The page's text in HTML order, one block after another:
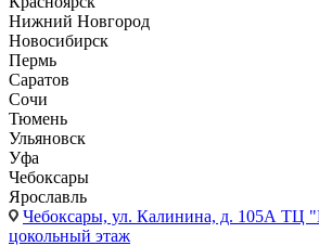
Нижний Новгород
Новосибирск
Пермь
Саратов
Сочи
Тюмень
Ульяновск
Уфа
Чебоксары
Ярославль
Чебоксары, ул. Калинина, д. 105А
цокольный этаж